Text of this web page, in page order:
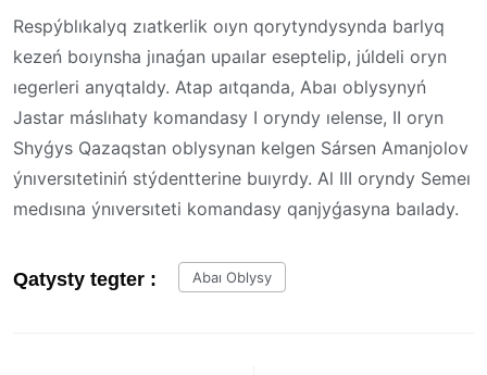
Respýblıkalyq zıatkerlik oıyn qorytyndysynda barlyq
kezeń boıynsha jınaǵan upaılar eseptelip, júldeli oryn
ıegerleri anyqtaldy. Atap aıtqanda, Abaı oblysynyń
Jastar máslıhaty komandasy I oryndy ıelense, II oryn
Shyǵys Qazaqstan oblysynan kelgen Sársen Amanjolov
ýnıversıtetiniń stýdentterine buıyrdy. Al III oryndy Semeı
medısına ýnıversıteti komandasy qanjyǵasyna baılady.
Qatysty tegter : Abaı Oblysy